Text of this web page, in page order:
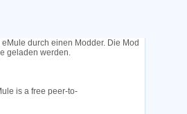
durch einen Modder. Die Mod
geladen werden.
is a free peer-to-